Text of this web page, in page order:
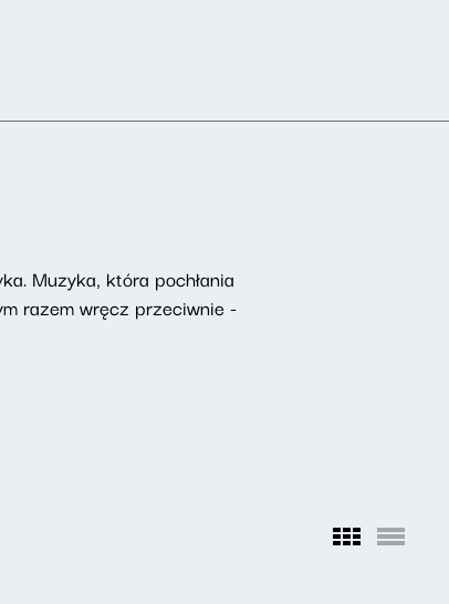
Muzyka, która pochłania
razem wręcz przeciwnie -